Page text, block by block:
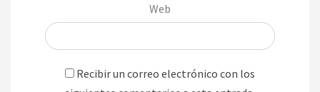
Web
Recibir un correo electrónico con los